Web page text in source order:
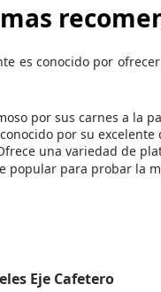
es conocido por
por sus carnes a la
por su
una variedad de
popular para probar la
Eje Cafetero